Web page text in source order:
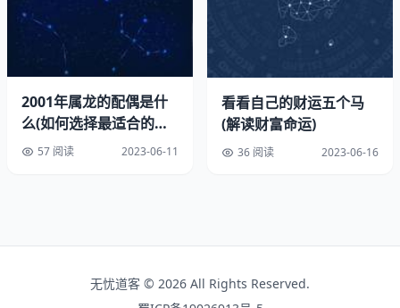
膀的元素，让人感到清新和自由。这种头像也可以让射手座
女性更加自信和美丽，让人感到神秘和迷人。
四、可爱的小动物头像
除了小猫咪头像之外，可爱的小动物头像也是一个不错的选
人感到温馨和可爱。这种头像也可以让射手座女性更加友善
是一个不错的选择。这种头像通常会有一些卡通人物或者卡
2001年属龙的配偶是什
么(如何选择最适合的伴
侣)57 阅读 2023-06-11
看看自己的财运五个马
(解读财富命运)
36 阅读 2023-06-16
无忧道客 © 2026 All Rights Reserved.